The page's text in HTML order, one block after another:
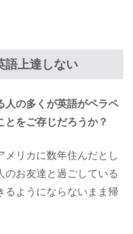
語上達しない
人の多くが英語がペラペ
とをご存じだろうか？
メリカに数年住んだとし
のお友達と過ごしている
るようにならないまま帰